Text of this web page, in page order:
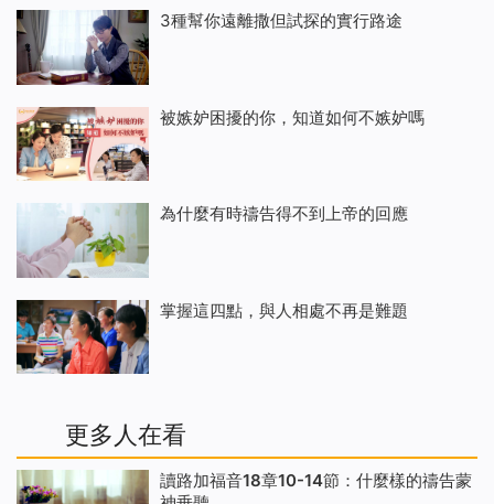
3種幫你遠離撒但試探的實行路途
被嫉妒困擾的你，知道如何不嫉妒嗎
為什麼有時禱告得不到上帝的回應
掌握這四點，與人相處不再是難題
更多人在看
讀路加福音18章10-14節：什麼樣的禱告蒙